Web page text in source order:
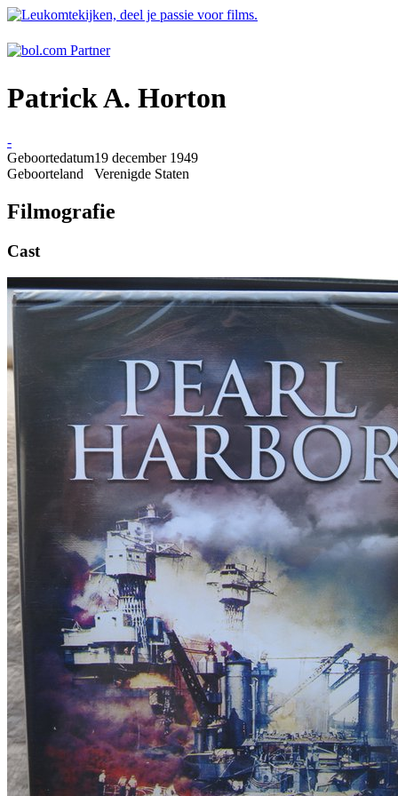
Patrick A. Horton
-
Geboortedatum19 december 1949
Geboorteland
Verenigde Staten
Filmografie
Cast